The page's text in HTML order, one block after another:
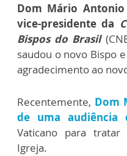
Dom Mário
vice-presidente da
Bispos do Brasil
saudou o novo Bispo
agradecimento ao
Recentemente, Dom
de uma audiência
Vaticano para
Igreja.